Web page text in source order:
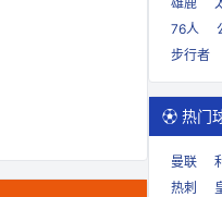
76人
步行者
⚽ 热门
曼联
热刺